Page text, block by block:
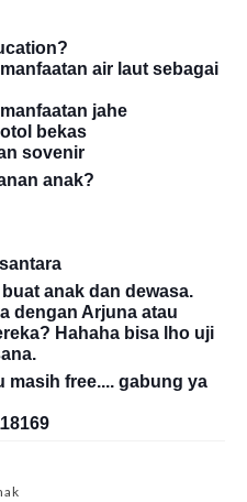
air laut sebagai
jahe
bekas
sovenir
anak?
anak dan dewasa.
dengan Arjuna atau
Hahaha bisa lho uji
masih free.... gabung ya